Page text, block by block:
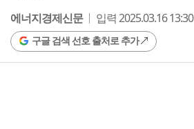
에너지경제신문
입력 2025.03.16 13:30
구글 검색 선호 출처로 추가